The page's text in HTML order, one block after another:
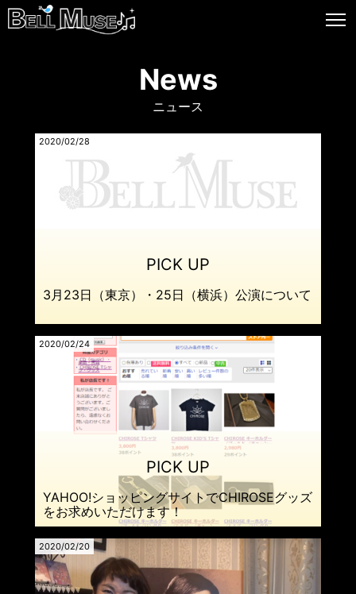
News
ニュース
3月23日（東京）・25日（横浜）公演について
2020/02/28
YAHOO!ショッピングサイトでCHIROSEグッズ
をお求めいただけます！
2020/02/24
2020/02/20